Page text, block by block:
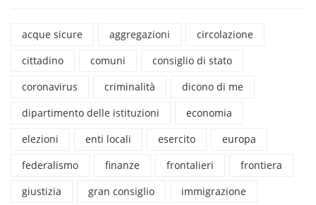
acque sicure aggregazioni
circolazione
cittadino
comuni
consiglio di stato
coronavirus
criminalità
dicono di me
dipartimento delle istituzioni
economia
elezioni
enti locali esercito
europa
federalismo
finanze frontalieri
frontiera
giustizia
gran consiglio
immigrazione